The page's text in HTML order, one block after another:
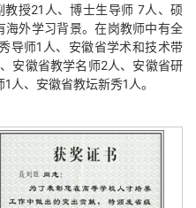
授21人、博士生导师 7人、硕
外学习背景。在岗教师中有全
导师1人、安徽省学术和技术带
安徽省教学名师2人、安徽省研
人、安徽省教坛新秀1人。